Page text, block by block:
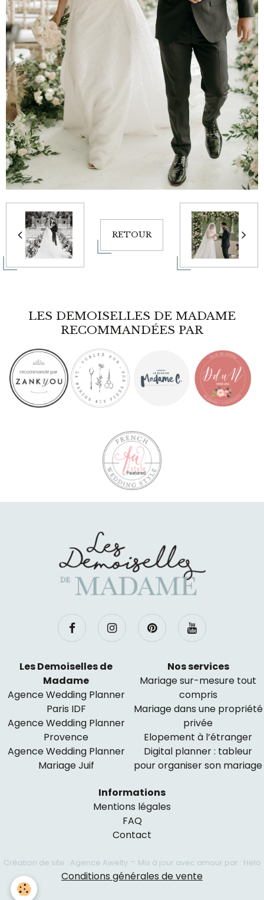
RETOUR
LES DEMOISELLES DE MADAME
RECOMMANDÉES PAR
Les Demoiselles de
Madame
Agence Wedding Planner
Paris IDF
Agence Wedding Planner
Provence
Agence Wedding Planner
Mariage Juif
Nos services
Mariage sur-mesure tout
compris
Mariage dans une propriété
privée
Elopement à l’étranger
Digital planner : tableur
pour organiser son mariage
Informations
Mentions légales
FAQ
Contact
Création de site : Agence Awelty- Mis à jour avec amour par : Helo
Conditions générales de vente